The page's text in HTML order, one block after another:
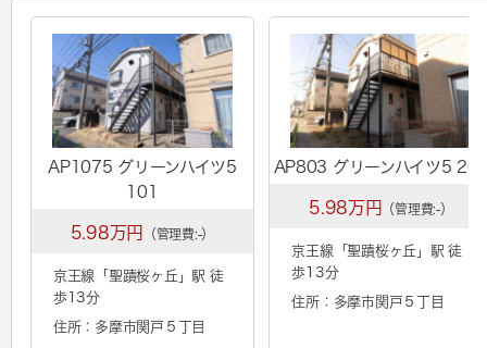
AP1075 グリーンハイツ5
101
5.98万円 （管理費:-）
京王線「 聖蹟桜ヶ丘 」駅 徒
歩13分
住所：多摩市関戸５丁目
AP803 グリーンハイツ5
5.98万円 （管理費:-）
京王線「聖蹟桜ヶ丘 」駅 徒
歩13分
住所：多摩市関戸５丁目